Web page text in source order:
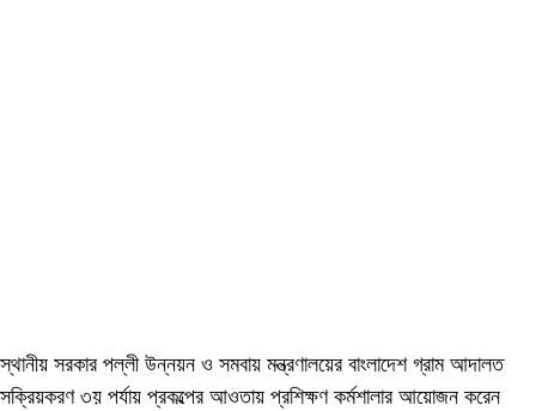
স্থানীয় সরকার পল্লী উন্নয়ন ও সমবায় মন্ত্রণালয়ের বাংলাদেশ গ্রাম আদালত
সক্রিয়করণ ৩য় পর্যায় প্রকল্পের আওতায় প্রশিক্ষণ কর্মশালার আয়োজন করেন